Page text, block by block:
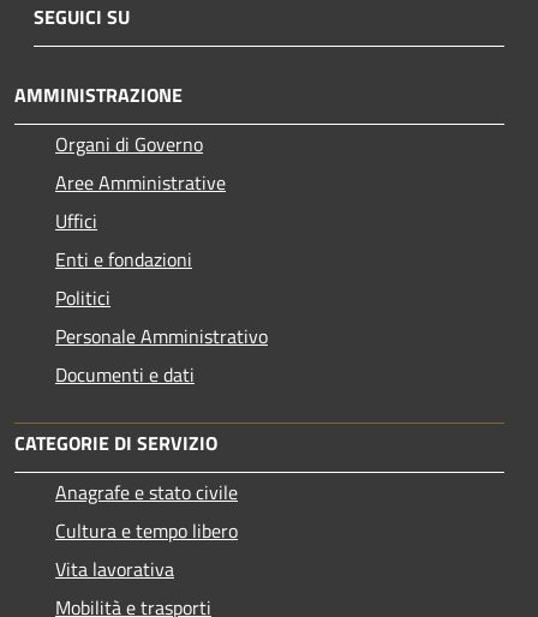
SEGUICI SU
AMMINISTRAZIONE
Organi di Governo
Aree Amministrative
Uffici
Enti e fondazioni
Politici
Personale Amministrativo
Documenti e dati
CATEGORIE DI SERVIZIO
Anagrafe e stato civile
Cultura e tempo libero
Vita lavorativa
Mobilità e trasporti